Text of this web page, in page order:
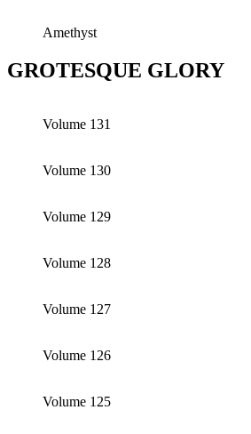
Amethyst
GROTESQUE GLORY
Volume 131
Volume 130
Volume 129
Volume 128
Volume 127
Volume 126
Volume 125